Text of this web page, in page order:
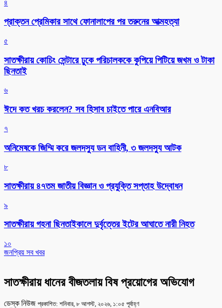
৪
প্রাক্তন প্রেমিকার সাথে ফোনালাপের পর তরুনের আত্মহত্যা
৫
সাতক্ষীরায় কোচিং সেন্টারে ঢুকে পরিচালককে কুপিয়ে পিটিয়ে জখম ও টাকা
ছিনতাই
৬
ঈদে কত খরচ করলেন? সব হিসাব চাইতে পারে এনবিআর
৭
অনিমেষকে জিম্মি করে জলদস্যু ডন বাহিনী, ৩ জলদস্যু আটক
৮
সাতক্ষীরায় ৪৭তম জাতীয় বিজ্ঞান ও প্রযুক্তি সপ্তাহ উদ্বোধন
৯
সাতক্ষীরায় গহনা ছিনতাইকালে দুর্বৃত্তের ইটের আঘাতে নারী নিহত
১০
জনপ্রিয় সব খবর
সাতক্ষীরায় ধানের বীজতলায় বিষ প্রয়োগের অভিযোগ
ডেস্ক নিউজ প্রকাশিত: শনিবার, ৮ আগস্ট, ২০২৬, ১:০৫ পূর্বাহ্ণ